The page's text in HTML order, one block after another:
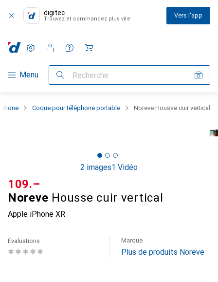
digitec
Trouvez et commandez plus vite Vers l'app
Navigation par catégorie
Menu Recherche
Paramètres
Compte client
Listes de comparaison
Listes d'envies
Panier
Coque pour téléphone portable Noreve Housse cuir vertical
2 images1 Vidéo
Noreve Housse cuir vertical
Apple iPhone XR
CHF
109.–
Évaluations Marque
Plus de produits Noreve